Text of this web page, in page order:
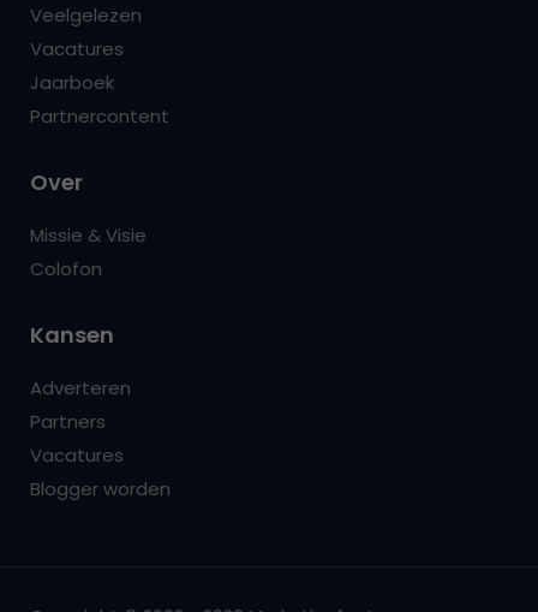
Veelgelezen
Vacatures
Jaarboek
Partnercontent
Over
Missie & Visie
Colofon
Kansen
Adverteren
Partners
Vacatures
Blogger worden